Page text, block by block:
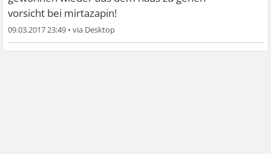
vorsicht bei mirtazapin!
09.03.2017 23:49 •